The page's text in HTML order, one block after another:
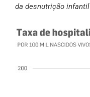
da desnutrição infantil